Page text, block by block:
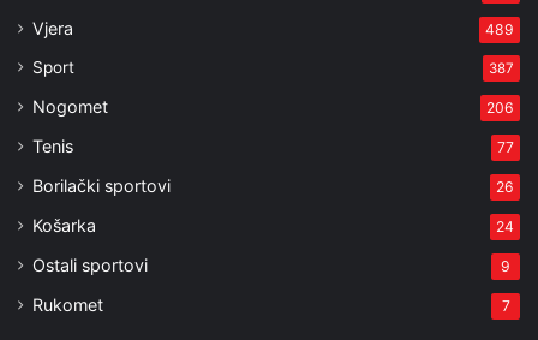
Vjera 489
Sport 387
Nogomet 206
Tenis 77
Borilački sportovi 26
Košarka 24
Ostali sportovi 9
Rukomet 7